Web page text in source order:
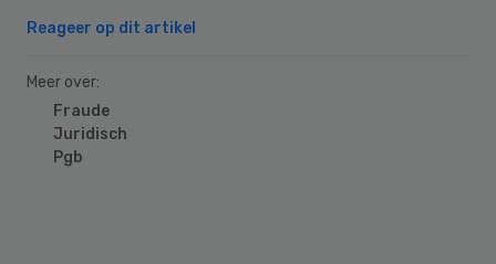
Reageer op dit artikel
Meer over:
Fraude
Juridisch
Pgb